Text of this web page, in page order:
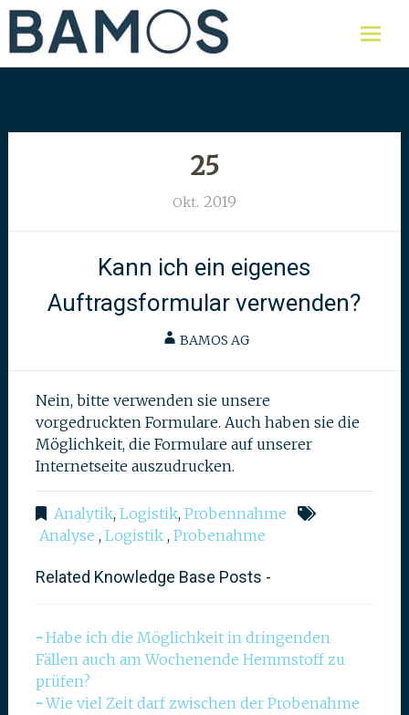
Skip
content
25
Okt. 2019
Kann ich ein eigenes
Auftragsformular verwenden?
BAMOS AG
Nein, bitte verwenden sie unsere
vorgedruckten Formulare. Auch haben sie die
Möglichkeit, die Formulare auf unserer
Internetseite auszudrucken.
Analytik, Logistik, Probennahme
Analyse , Logistik, Probenahme
Related Knowledge Base Posts -
Habe ich die Möglichkeit in dringenden
Fällen auch am Wochenende Hemmstoff zu
prüfen?
Wie viel Zeit darf zwischen der Probenahme